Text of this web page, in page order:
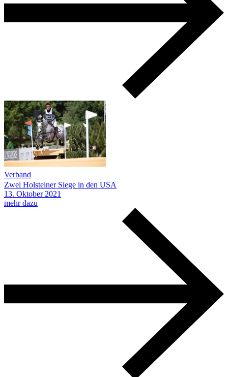
Verband
Zwei Holsteiner Siege in den USA
13. Oktober 2021
mehr dazu